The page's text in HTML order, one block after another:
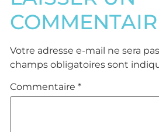
Votre adresse e-mail ne sera
champs obligatoires sont
Commentaire *